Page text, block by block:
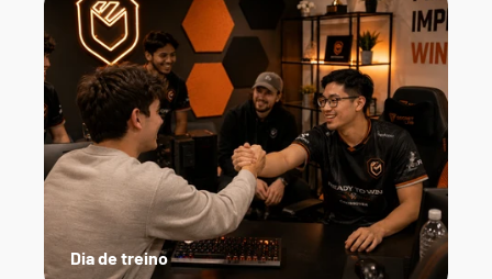
Dia de treino